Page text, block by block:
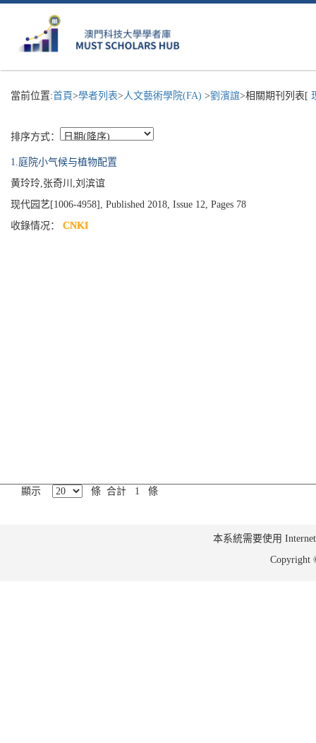
當前位置:首頁>學者列表>人文藝術學院(FA) >劉濱誼>相關期刊列表[
排序方式：
1.庭院小气候与植物配置
黄玲玲,张奇川,刘滨谊
现代园艺[1006-4958], Published 2018, Issue 12, Pages 78
收錄情况： CNKI
顯示 條 合計 1 條
本系統需要使用
Copyright